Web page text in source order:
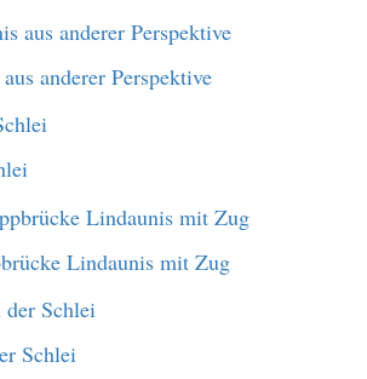
anderer Perspektive
Lindaunis mit Zug
Schlei